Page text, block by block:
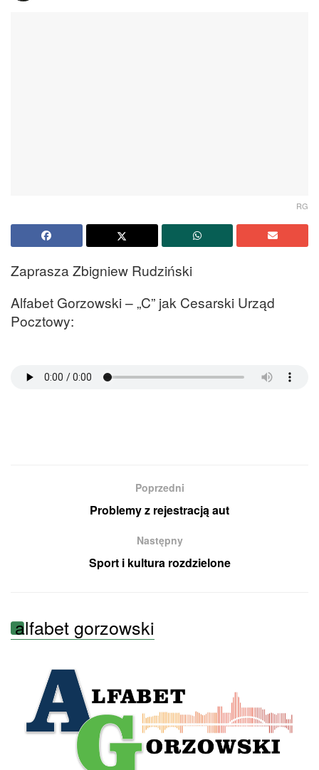
RG
Zaprasza Zbigniew Rudziński
Alfabet Gorzowski – „C” jak Cesarski Urząd
Pocztowy:
Poprzedni
Problemy z rejestracją aut
Następny
Sport i kultura rozdzielone
alfabet gorzowski